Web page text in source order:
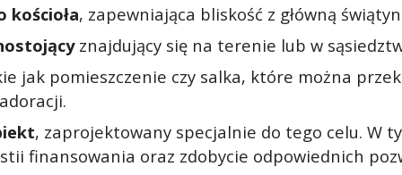
kościoła, zapewniająca bliskość z główną
znajdujący się na terenie lub w
jak pomieszczenie czy salka, które można
, zaprojektowany specjalnie do tego celu. W
finansowania oraz zdobycie odpowiednich